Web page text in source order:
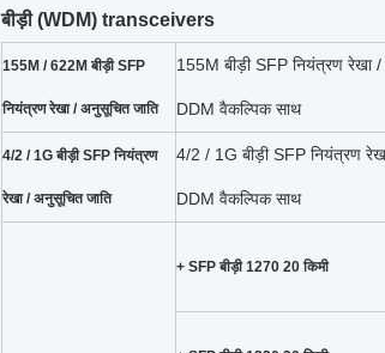
बीड़ी (WDM) transceivers
155M / 622M बीड़ी SFP
नियंत्रण रेखा / अनुसूचित जाति
155M बीड़ी SFP नियंत्रण रेखा
DDM वैकल्पिक साथ
4/2 / 1G बीड़ी SFP नियंत्रण
रेखा / अनुसूचित जाति
4/2 / 1G बीड़ी SFP नियंत्रण
DDM वैकल्पिक साथ
+ SFP बीड़ी 1270 20 किमी